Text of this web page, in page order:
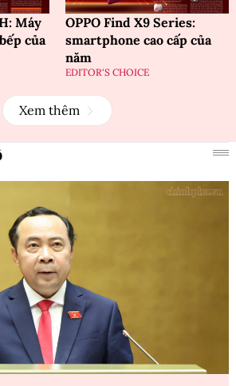
Máy
của
OPPO Find X9 Series:
smartphone cao cấp của
năm
EDITOR'S CHOICE
Xem thêm